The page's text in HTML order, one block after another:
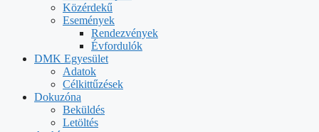
Közérdekű
Események
Rendezvények
Évfordulók
DMK Egyesület
Adatok
Célkittűzések
Dokuzóna
Beküldés
Letöltés